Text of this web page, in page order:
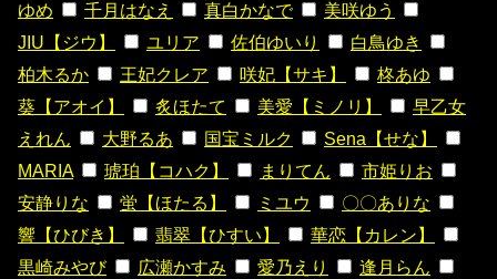
ゆめ
千月はなえ 真白かなで
美咲ゆう
JIU【ジウ】
ユリア 佐伯ゆいり
白鳥ゆき
柏木るか
王妃クレア 咲妃【サキ】
柊あゆ
葵【アオイ】
炙ほたて 美愛【ミノリ】
早乙女
えれん
大野るあ 国宝ミルク
Sena【せな】
MARIA
琥珀【コハク】 まりてん
市姫りお
安静りな
蛍【ほたる】 ミユウ
〇〇ありな
響【ひびき】
翡翠【ひすい】
華恋【カレン】
黒崎みやび
広瀬かすみ 愛乃えり
逢月らん